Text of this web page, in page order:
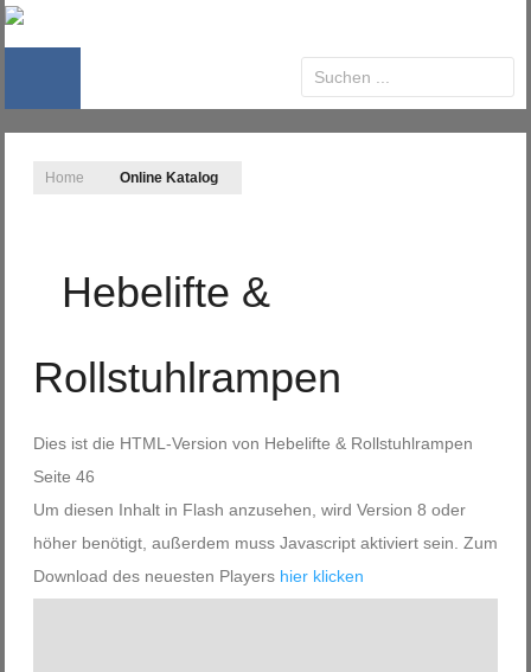
Home Online Katalog
Hebelifte &
Rollstuhlrampen
Dies ist die HTML-Version von Hebelifte & Rollstuhlrampen
Seite 46
Um diesen Inhalt in Flash anzusehen, wird Version 8 oder
höher benötigt, außerdem muss Javascript aktiviert sein. Zum
Download des neuesten Players hier klicken